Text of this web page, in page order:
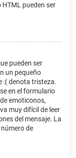
pueden ser
pueden ser
un pequeño
:( denota tristeza.
en el formulario
emoticonos,
muy difícil de leer
del mensaje. La
de